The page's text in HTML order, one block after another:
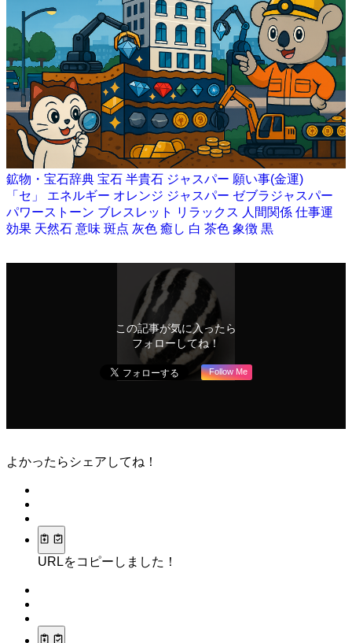
鉱物・宝石辞典 宝石 半貴石 ジャスパー 願い事(金運)
「セ」 エネルギー オレンジ ジャスパー ゼブラジャスパー
パワーストーン ブレスレット リラックス 人間関係 仕事運
効果 天然石 意味 斑点 灰色 癒し 白 茶色 象徴 黒
この記事が気に入ったら
フォローしてね！
Follow Me
よかったらシェアしてね！
URLをコピーしました！